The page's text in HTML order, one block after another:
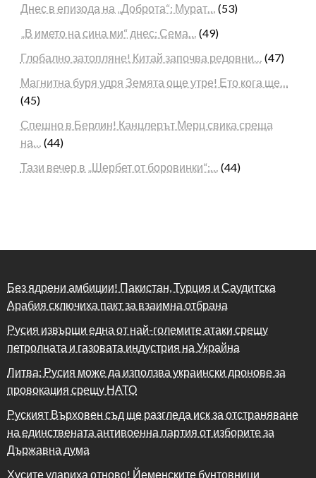
Днес в епизода на „Доброта“: Мурат… (53)
„В името на сина ми“ днес: Сема… (49)
Глобално затопляне! Китай започва редовни… (47)
Магнитна буря удря Земята още утре! Ето кога ще…
(45)
Спешно в Берлин! Канцлерът Мерц свика среща
на… (44)
Тази вечер в „Шербет от боровинки“:… (44)
Без ядрени амбиции! Пакистан, Турция и Саудитска
Арабия сключиха пакт за взаимна отбрана
Русия извърши една от най-големите атаки срещу
петролната и газовата индустрия на Украйна
Литва: Русия може да използва украински дронове за
провокация срещу НАТО
Руският Върховен съд ще разгледа иск за отстраняване
на единствената антивоенна партия от изборите за
Държавна дума
Хусите удариха отново! Йеменските бунтовници